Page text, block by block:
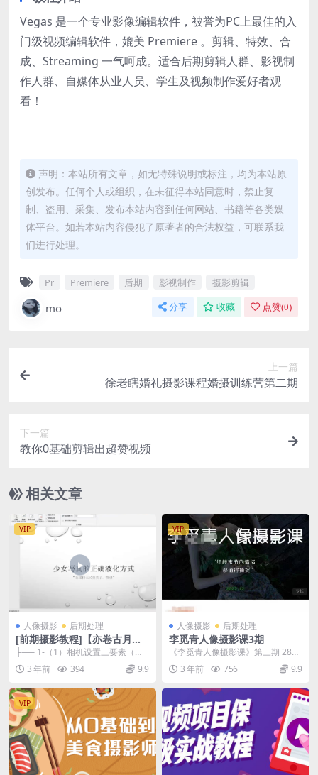
Vegas 是一个专业影像编辑软件，被誉为PC上最佳的入
门级视频编辑软件，媲美 Premiere 。剪辑、特效、合
成、Streaming 一气呵成。适合后期剪辑人群、影视制
作人群、自媒体从业人员、学生及视频制作爱好者观
看！
声明：本站所有文章，如无特殊说明或标注，均为本站原
创发布。任何个人或组织，在未征得本站同意时，禁止复
制、盗用、采集、发布本站内容到任何网站、书籍等各类媒
体平台。如若本站内容侵犯了原著者的合法权益，可联系我
们进行处理。
Pr Premiere 后期 影视制作 摄影剪辑
mo 分享 收藏 点赞(0)
上一篇
徐老瞎婚礼摄影课程婚摄训练营第二期
下一篇
教你0基础剪辑出超赞视频
相关文章
VIP
人像摄影 后期处理
[前期摄影教程]【亦卷古月】
徒弟林与希复古胶片人像摄影
前期拍摄后期调色课程
├── 1-（1）相机设置三要素（光
圈、快门、ISO）-.mp4 ├── 10-...
3 年前 394 9.9
VIP
人像摄影 后期处理
李觅青人像摄影课3期
《李觅青人像摄影课》第三期 28节
课程 每节课近2个小时。讲解人像
摄影情绪片的创...
3 年前 756 9.9
VIP